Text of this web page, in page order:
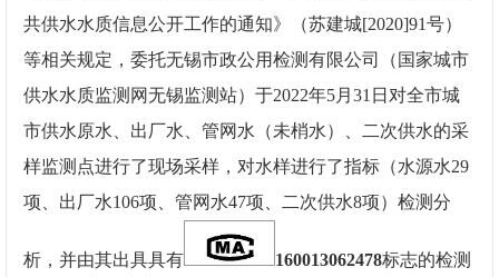
共供水水质信息公开工作的通知》（苏建城[2020]91号）
等相关规定，委托无锡市政公用检测有限公司（国家城市
供水水质监测网无锡监测站）于2022年5月 31 日对全市城
市供水原水、出厂水、管网水（未梢水）、二次供水的采
样监测点进行了现场采样，对水样进行了指标（水源水29
项、出厂水106项、管网水47项、二次供水8项）检测分
析，并由其出具具有 160013062478标志的检测